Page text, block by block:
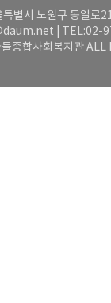
별시 노원구 동일로
| TEL:02-
종합사회복지관 ALL